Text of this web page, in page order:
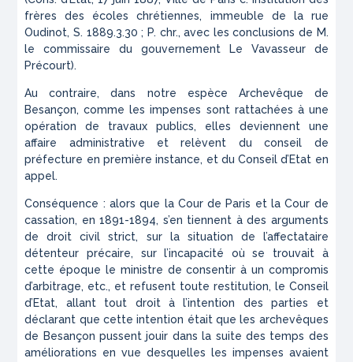
frères des écoles chrétiennes, immeuble de la rue
Oudinot, S. 1889.3.30 ; P. chr., avec les conclusions de M.
le commissaire du gouvernement Le Vavasseur de
Précourt).
Au contraire, dans notre espèce Archevêque de
Besançon,comme les impenses sont rattachées à une
opération de travaux publics, elles deviennent une
affaire administrative et relèvent du conseil de
préfecture en première instance, et du Conseil d’Etat en
appel.
Conséquence : alors que la Cour de Paris et la Cour de
cassation, en 1891-1894, s’en tiennent à des arguments
de droit civil strict, sur la situation de l’affectataire
détenteur précaire, sur l’incapacité où se trouvait à
cette époque le ministre de consentir à un compromis
d’arbitrage, etc., et refusent toute restitution, le Conseil
d’Etat, allant tout droit à l’intention des parties et
déclarant que cette intention était que les archevêques
de Besançon pussent jouir dans la suite des temps des
améliorations en vue desquelles les impenses avaient